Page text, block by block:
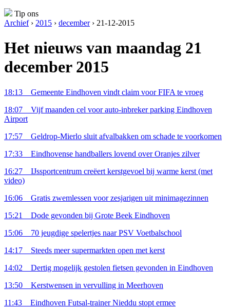
Tip ons
Archief› 2015 › december› 21-12-2015
Het nieuws van maandag 21
december 2015
18:13 Gemeente Eindhoven vindt claim voor FIFA te vroeg
18:07 Vijf maanden cel voor auto-inbreker parking Eindhoven
Airport
17:57 Geldrop-Mierlo sluit afvalbakken om schade te voorkomen
17:33 Eindhovense handballers lovend over Oranjes zilver
16:27 IJssportcentrum creëert kerstgevoel bij warme kerst (met
video)
16:06 Gratis zwemlessen voor zesjarigen uit minimagezinnen
15:21 Dode gevonden bij Grote Beek Eindhoven
15:06 70 jeugdige spelertjes naar PSV Voetbalschool
14:17 Steeds meer supermarkten open met kerst
14:02 Dertig mogelijk gestolen fietsen gevonden in Eindhoven
13:50 Kerstwensen in vervulling in Meerhoven
11:43 Eindhoven Futsal-trainer Nieddu stopt ermee